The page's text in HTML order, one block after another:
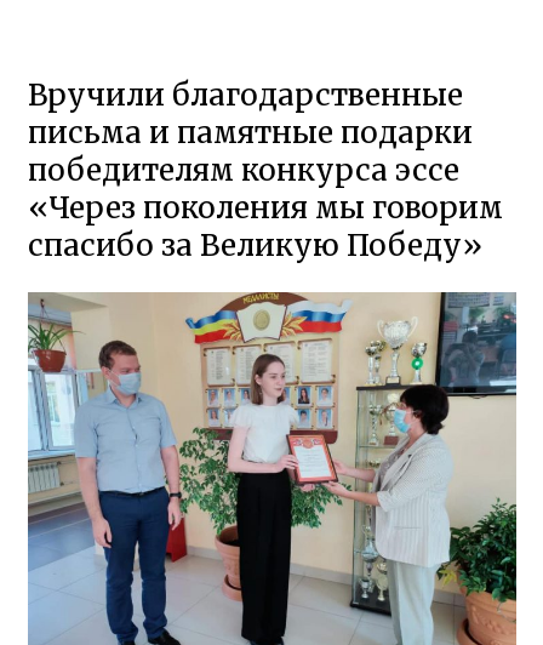
Вручили благодарственные
письма и памятные подарки
победителям конкурса эссе
«Через поколения мы говорим
спасибо за Великую Победу»